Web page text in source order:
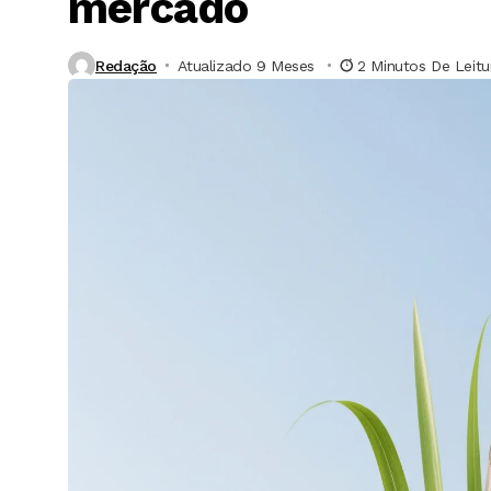
Redação Atualizado 9 Meses ⁮ 2 Minutos De